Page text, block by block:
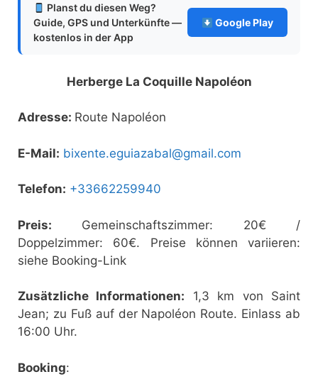
Planst du diesen Weg?
Guide, GPS und Unterkünfte —
kostenlos in der App
Google Play
Herberge La Coquille Napoléon
Adresse: Route Napoléon
E-Mail: bixente.eguiazabal@gmail.com
Telefon: +33662259940
Preis: Gemeinschaftszimmer: 20€ /
Doppelzimmer: 60€. Preise können variieren:
siehe Booking-Link
Zusätzliche Informationen: 1,3 km von Saint
Jean; zu Fuß auf der Napoléon Route. Einlass ab
16:00 Uhr.
Booking: